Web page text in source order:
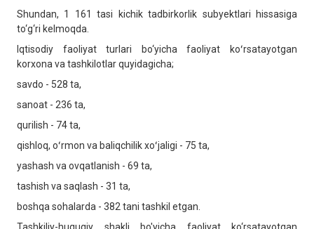
Shundan, 1 161 tasi kichik tadbirkorlik subyektlari hissasiga
to‘g‘ri kelmoqda.
Iqtisodiy faoliyat turlari bo‘yicha faoliyat koʻrsatayotgan
korxona va tashkilotlar quyidagicha;
savdo - 528 ta,
sanoat - 236 ta,
qurilish - 74 ta,
qishloq, oʻrmon va baliqchilik xoʻjaligi - 75 ta,
yashash va ovqatlanish - 69 ta,
tashish va saqlash - 31 ta,
boshqa sohalarda - 382 tani tashkil etgan.